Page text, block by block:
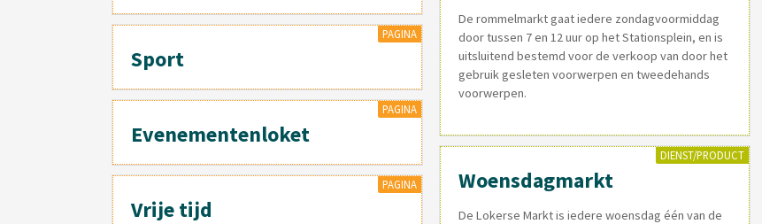
PAGINA
Sport
PAGINA
Evenementenloket
PAGINA
Vrije tijd
De rommelmarkt gaat iedere zondagvoormiddag
door tussen 7 en 12 uur op het Stationsplein, en is
uitsluitend bestemd voor de verkoop van door het
gebruik gesleten voorwerpen en tweedehands
voorwerpen.
DIENST/PRODUCT
Woensdagmarkt
De Lokerse Markt is iedere woensdag één van de